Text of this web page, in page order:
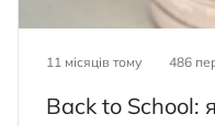
11 місяців тому 486
Back to School: